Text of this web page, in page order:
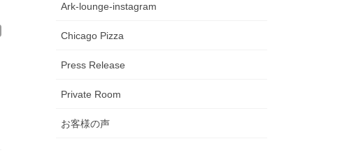
Ark-lounge-instagram
Chicago Pizza
Press Release
Private Room
お客様の声